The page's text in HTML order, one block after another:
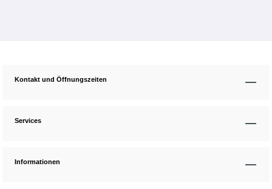
Kontakt und Öffnungszeiten
Services
Informationen